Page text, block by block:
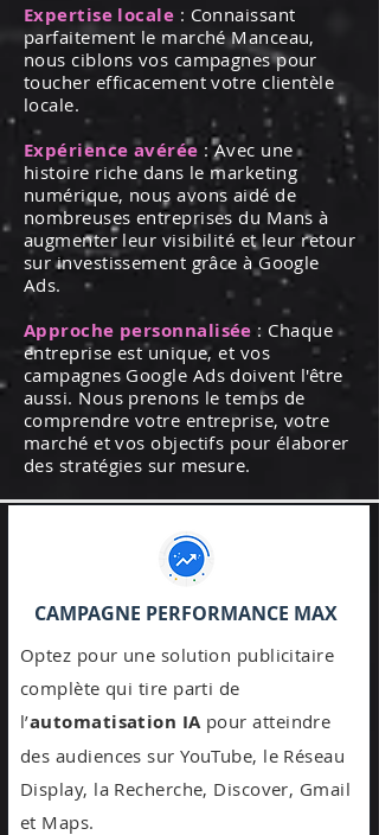
Expertise locale : Connaissant
parfaitement le marché Manceau,
nous ciblons vos campagnes pour
toucher efficacement votre clientèle
locale.
Expérience avérée : Avec une
histoire riche dans le marketing
numérique, nous avons aidé de
nombreuses entreprises du Mans à
augmenter leur visibilité et leur retour
sur investissement grâce à Google
Ads.
Approche personnalisée : Chaque
entreprise est unique, et vos
campagnes Google Ads doivent l'être
aussi. Nous prenons le temps de
comprendre votre entreprise, votre
marché et vos objectifs pour élaborer
des stratégies sur mesure.
CAMPAGNE PERFORMANCE MAX
Optez pour une solution publicitaire
complète qui tire parti de
l’automatisation IA pour atteindre
des audiences sur YouTube, le Réseau
Display, la Recherche, Discover, Gmail
et Maps.